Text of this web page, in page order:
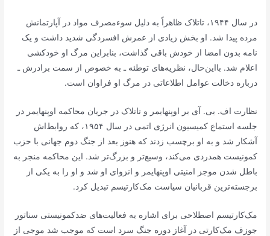
در سال ۱۹۴۴، تاتلاک ظاهراً به دلیل سوءمصرف مواد در آپارتمانش
مرده پیدا شد. او بخش زیادی از عمرش افسردگی شدید داشت و یک
نامه بدون امضا از خودش باقی گذاشت، بنابراین مرگ او خودکشی
اعلام شد. با‌این‌حال، نظریه‌های توطئه ـ به خصوص از سمت برادرش ـ
درباره دخالت عوامل اطلاعاتی در مرگ او فراوان است.
نظارت اف. بی. آی بر اوپنهایمر و تاتلاک در جریان محاکمه اوپنهایمر در
جلسه استماع کمیسیون انرژی اتمی در سال ۱۹۵۴، که روابط‌اش
آشکار شد و به او برچسب زدند که هنوز بعد از جنگ دوم جهانی با حزب
کمونیست همدردی می‌کند، وسیع‌تر و بزرگ‌تر شد. این محاکمه منجر به
باطل شدن موجز امنیتی اوپنهایمر و انزوای او شد و او را به یکی از
برجسته‌ترین قربانیان سیاست مک‌کارتیسم تبدیل کرد.
مک‌کارتیسم اصطلاحی برای اشاره به فعالیت‌های ضدکمونیستی سناتور
جوزف مک‌کارتی در آغاز دوره جنگ سرد است که موجب شد موجی از